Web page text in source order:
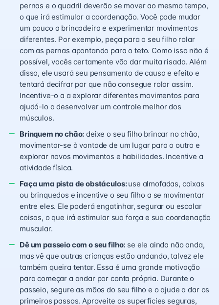
pernas e o quadril deverão se mover ao mesmo tempo,
o que irá estimular a coordenação. Você pode mudar
um pouco a brincadeira e experimentar movimentos
diferentes. Por exemplo, peça para o seu filho rolar
com as pernas apontando para o teto. Como isso não é
possível, vocês certamente vão dar muita risada. Além
disso, ele usará seu pensamento de causa e efeito e
tentará decifrar por que não consegue rolar assim.
Incentive-o a a explorar diferentes movimentos para
ajudá-lo a desenvolver um controle melhor dos
músculos.
Brinquem no chão: deixe o seu filho brincar no chão,
movimentar-se à vontade de um lugar para o outro e
explorar novos movimentos e habilidades. Incentive a
atividade física.
Faça uma pista de obstáculos:use almofadas, caixas
ou brinquedos e incentive o seu filho a se movimentar
entre eles. Ele poderá engatinhar, segurar ou escalar
coisas, o que irá estimular sua força e sua coordenação
muscular.
Dê um passeio com o seu filho: se ele ainda não anda,
mas vê que outras crianças estão andando, talvez ele
também queira tentar. Essa é uma grande motivação
para começar a andar por conta própria. Durante o
passeio, segure as mãos do seu filho e o ajude a dar os
primeiros passos. Aproveite as superfícies seguras,